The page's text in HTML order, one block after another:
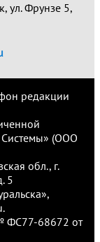
ул. Фрунзе 5,
редакции
Системы» (ООО
обл., г.
5
ФС77-68672 от